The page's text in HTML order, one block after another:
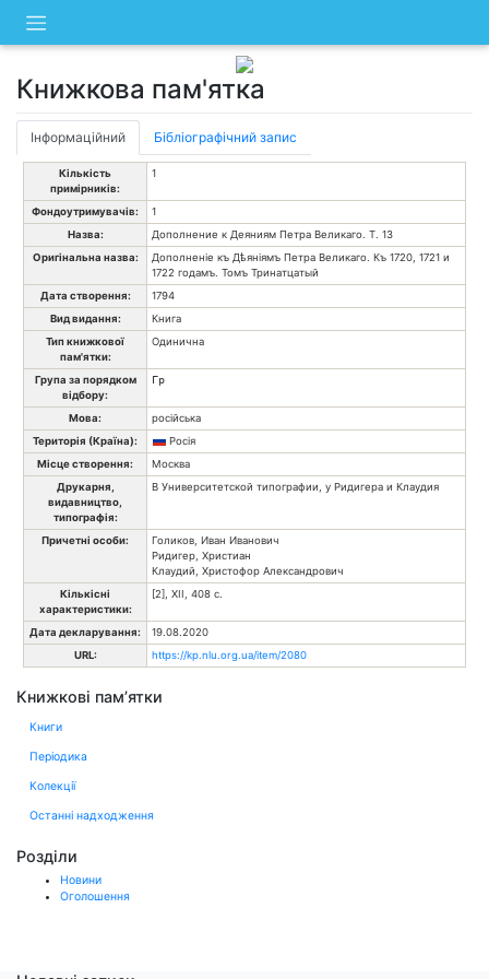
content
Книжкова пам'ятка
Інформаційний Бібліографічний запис
Кількість
примірників:
1
Фондоутримувачів:
1
Назва:
Дополнение к Деяниям Петра Великаго. Т. 13
Оригінальна назва:
Дополненіе къ Дѣяніямъ Петра Великаго. Къ 1720, 1721 и
1722 годамъ. Томъ Тринатцатый
Дата створення:
1794
Вид видання:
Книга
Тип книжкової
пам'ятки:
Одинична
Група за порядком
відбору:
Гр
Мова:
російська
Територія (Країна):
Росія
Місце створення:
Москва
Друкарня,
видавництво,
типографія:
В Университетской типографии, у Ридигера и Клаудия
Причетні особи:
Голиков, Иван Иванович
Ридигер, Христиан
Клаудий, Христофор Александрович
Кількісні
характеристики:
[2], XII, 408 с.
Дата декларування:
19.08.2020
URL:
https://kp.nlu.org.ua/item/2080
Книжкові пам’ятки
Книги
Періодика
Колекції
Останні надходження
Розділи
Новини
Оголошення